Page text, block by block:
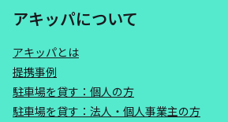
アキッパについて
アキッパとは
提携事例
駐車場を貸す：個人の方
駐車場を貸す：法人・個人事業主の方